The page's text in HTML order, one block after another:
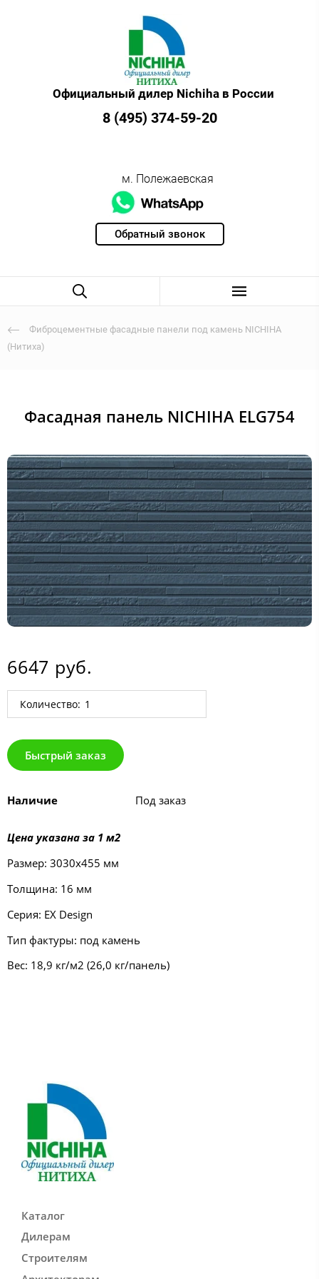
Обратный звонок
Официальный дилер Nichiha в России
8 (495) 374-59-20
м. Полежаевская
Фиброцементные фасадные панели под камень NICHIHA
(Нитиха)
Фасадная панель NICHIHA ELG754
6647 руб.
Количество:
Быстрый заказ
Наличие Под заказ
Цена указана за 1 м2
Размер: 3030х455 мм
Толщина: 16 мм
Серия: EX Design
Тип фактуры: под камень
Вес: 18,9 кг/м2 (26,0 кг/панель)
Каталог
Дилерам
Строителям